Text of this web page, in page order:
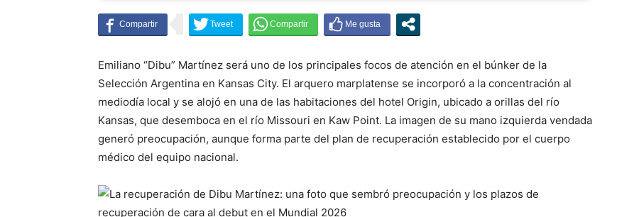
Emiliano “Dibu” Martínez será uno de los principales focos de atención en el búnker de la
Selección Argentina en Kansas City. El arquero marplatense se incorporó a la concentración al
mediodía local y se alojó en una de las habitaciones del hotel Origin, ubicado a orillas del río
Kansas, que desemboca en el río Missouri en Kaw Point. La imagen de su mano izquierda vendada
generó preocupación, aunque forma parte del plan de recuperación establecido por el cuerpo
médico del equipo nacional.